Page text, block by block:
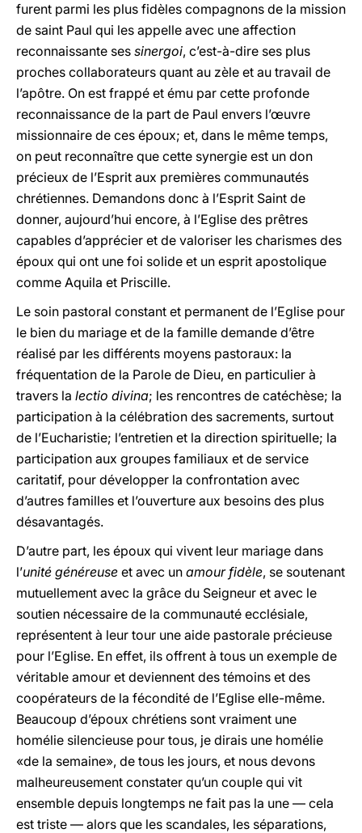
furent parmi les plus fidèles compagnons de la mission
de saint Paul qui les appelle avec une affection
reconnaissante ses sinergoi, c’est-à-dire ses plus
proches collaborateurs quant au zèle et au travail de
l’apôtre. On est frappé et ému par cette profonde
reconnaissance de la part de Paul envers l’œuvre
missionnaire de ces époux; et, dans le même temps,
on peut reconnaître que cette synergie est un don
précieux de l’Esprit aux premières communautés
chrétiennes. Demandons donc à l’Esprit Saint de
donner, aujourd’hui encore, à l’Eglise des prêtres
capables d’apprécier et de valoriser les charismes des
époux qui ont une foi solide et un esprit apostolique
comme Aquila et Priscille.
Le soin pastoral constant et permanent de l’Eglise pour
le bien du mariage et de la famille demande d’être
réalisé par les différents moyens pastoraux: la
fréquentation de la Parole de Dieu, en particulier à
travers la lectio divina; les rencontres de catéchèse; la
participation à la célébration des sacrements, surtout
de l’Eucharistie; l’entretien et la direction spirituelle; la
participation aux groupes familiaux et de service
caritatif, pour développer la confrontation avec
d’autres familles et l’ouverture aux besoins des plus
désavantagés.
D’autre part, les époux qui vivent leur mariage dans
l’unité généreuse et avec un amour fidèle, se soutenant
mutuellement avec la grâce du Seigneur et avec le
soutien nécessaire de la communauté ecclésiale,
représentent à leur tour une aide pastorale précieuse
pour l’Eglise. En effet, ils offrent à tous un exemple de
véritable amour et deviennent des témoins et des
coopérateurs de la fécondité de l’Eglise elle-même.
Beaucoup d’époux chrétiens sont vraiment une
homélie silencieuse pour tous, je dirais une homélie
«de la semaine», de tous les jours, et nous devons
malheureusement constater qu’un couple qui vit
ensemble depuis longtemps ne fait pas la une — cela
est triste — alors que les scandales, les séparations,